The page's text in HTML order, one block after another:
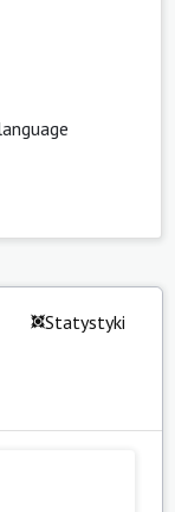
Statystyki